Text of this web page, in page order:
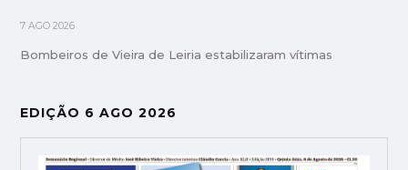
7 AGO 2026
Bombeiros de Vieira de Leiria estabilizaram vítimas
EDIÇÃO 6 AGO 2026